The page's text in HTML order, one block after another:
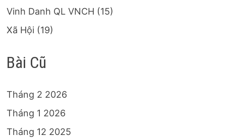
Vinh Danh QL VNCH (15)
Xã Hội (19)
Bài Cũ
Tháng 2 2026
Tháng 1 2026
Tháng 12 2025